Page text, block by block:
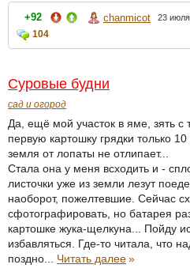
+92 chanmicot 23
104
Суровые будни
сад и огород
Да, ещё мой участок в яме, зять с
первую картошку грядки только
земля от лопаты не отлипает...
Стала она у меня всходить и -
листочки уже из земли лезут
наоборот, пожелтевшие. Сейчас
сфотографировать, но батарея
картошке жука-щелкуна... Пойду
избавляться. Где-то читала, что
поздно... Читать далее»